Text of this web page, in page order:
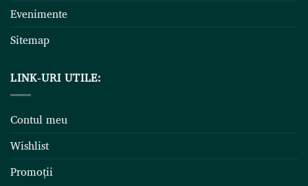
Evenimente
Sitemap
LINK-URI UTILE:
Contul meu
Wishlist
Promoții